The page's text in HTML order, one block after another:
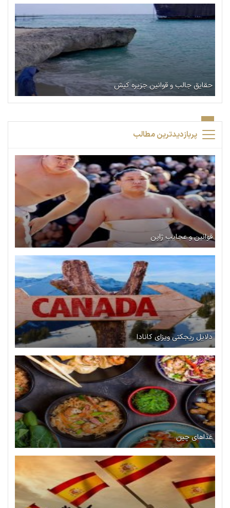
حقایق جالب و قوانین جزیره کیش
پربازدیدترین مطالب
قوانین و عجایب ژاپن
دلایل ریجکتی ویزای کانادا
غذاهای چین